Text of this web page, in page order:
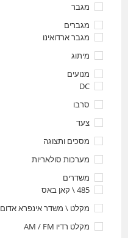
מגבר
מגברים
מגבר ארדואינו
מיתוג
מנועים
DC
סרבו
צעד
מסכים ותצוגה
מערכות סולאריות
משדרים
485 \ קאן באס
מקלט \ משדר אינפרא אדום
מקלט רדיו AM / FM